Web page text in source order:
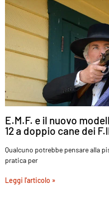
E.M.F. e il nuovo
12 a doppio cane dei
Qualcuno potrebbe pensare alla
pratica per
Leggi l'articolo »